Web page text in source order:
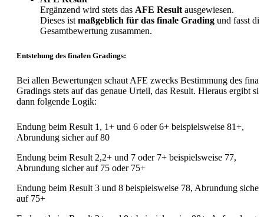
Ergänzend wird stets das AFE Result ausgewiesen.
Dieses ist maßgeblich für das finale Grading und fasst die
Gesamtbewertung zusammen.
Entstehung des finalen Gradings:
Bei allen Bewertungen schaut AFE zwecks Bestimmung des
Gradings stets auf das genaue Urteil, das Result. Hieraus ergibt
dann folgende Logik:
Endung beim Result 1, 1+ und 6 oder 6+ beispielsweise 81+,
Abrundung sicher auf 80
Endung beim Result 2,2+ und 7 oder 7+ beispielsweise 77,
Abrundung sicher auf 75 oder 75+
Endung beim Result 3 und 8 beispielsweise 78, Abrundung sicher
auf 75+